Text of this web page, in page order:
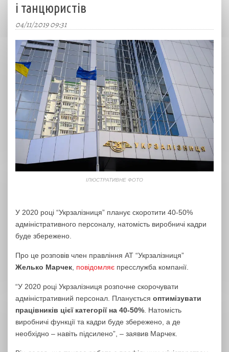
і танцюристів
04/11/2019 09:31
ІЛЮСТРАТИВНЕ ФОТО
У 2020 році “Укрзалізниця” планує скоротити 40-50%
адміністративного персоналу, натомість виробничі кадри
буде збережено.
Про це розповів член правління АТ “Укрзалізниця”
Желько Марчек повідомляє пресслужба компанії.
“У 2020 році Укрзалізниця розпочне скорочувати
адміністративний персонал. Планується оптимізувати
працівників цієї категорії на 40-50% . Натомість
виробничі функції та кадри буде збережено, а де
необхідно – навіть підсилено”, – заявив Марчек.